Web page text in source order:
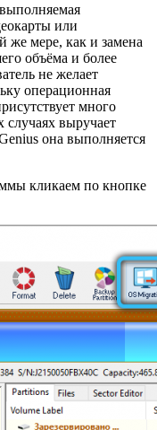
или
же мере, как и замена
объёма и более
не желает
операционная
много
выручает
она выполняется
кликаем по кнопке